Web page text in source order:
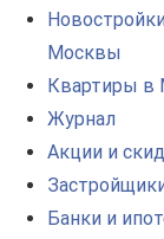
Москвы
Квартиры в
Журнал
Акции и
Банки и